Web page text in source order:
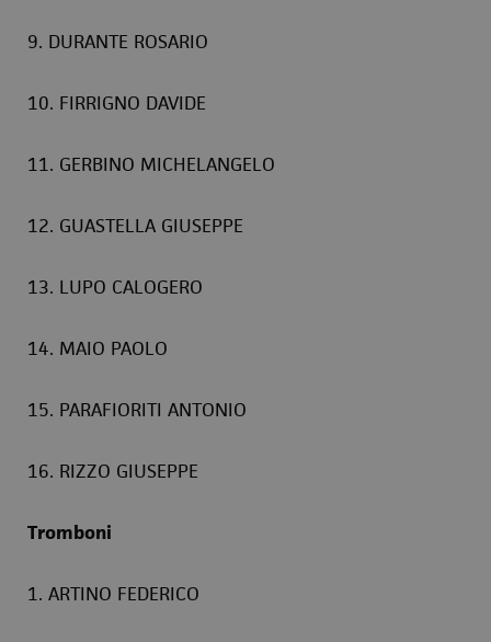
9. DURANTE ROSARIO
10. FIRRIGNO DAVIDE
11. GERBINO MICHELANGELO
12. GUASTELLA GIUSEPPE
13. LUPO CALOGERO
14. MAIO PAOLO
15. PARAFIORITI ANTONIO
16. RIZZO GIUSEPPE
Tromboni
1. ARTINO FEDERICO